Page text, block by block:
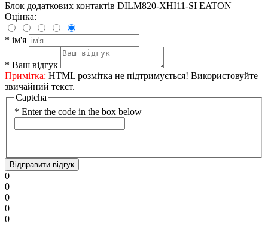
Блок додаткових контактів DILM820-XHI11-SI EATON
Оцінка:
* ім'я
* Ваш відгук
Примітка: HTML розмітка не підтримується! Використовуйте
звичайний текст.
Captcha
* Enter the code in the box below
Відправити відгук
0
0
0
0
0